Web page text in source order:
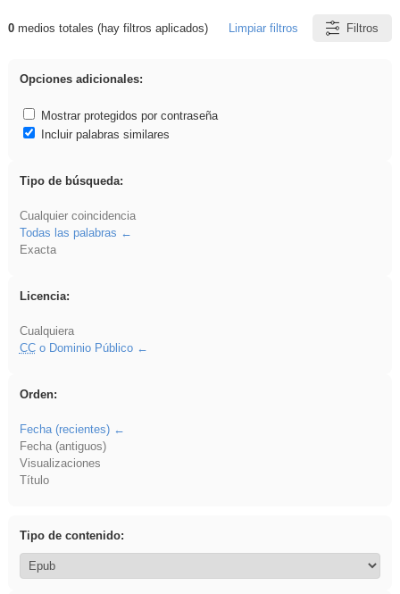
Resultados de: Explorations
0medios totales (hay filtros aplicados) Limpiar filtros Filtros
Opciones adicionales:
Mostrar protegidos por contraseña
Incluir palabras similares
Tipo de búsqueda:
Cualquier coincidencia
Todas las palabras
Exacta
Licencia:
Cualquiera
CCo Dominio Público
Orden:
Fecha (recientes)
Fecha (antiguos)
Visualizaciones
Título
Tipo de contenido: